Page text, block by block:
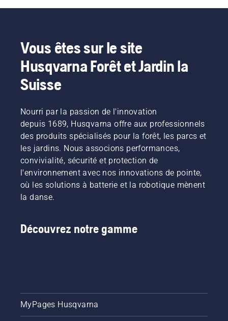
Vous êtes sur le site
Husqvarna Forêt et Jardin la
Suisse
Nourri par la passion de l'innovation
depuis 1689, Husqvarna offre aux professionnels
des produits spécialisés pour la forêt, les parcs et
les jardins. Nous associons performances,
convivialité, sécurité et protection de
l'environnement avec nos innovations de pointe,
où les solutions à batterie et la robotique mènent
la danse.
Découvrez notre gamme
MyPages Husqvarna